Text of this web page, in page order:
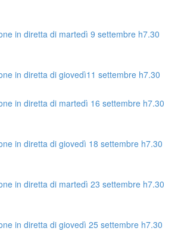
in diretta di martedì 9 settembre h7.30
in diretta di giovedì11 settembre h7.30
in diretta di martedì 16 settembre h7.30
in diretta di giovedì 18 settembre h7.30
in diretta di martedì 23 settembre h7.30
in diretta di giovedì 25 settembre h7.30